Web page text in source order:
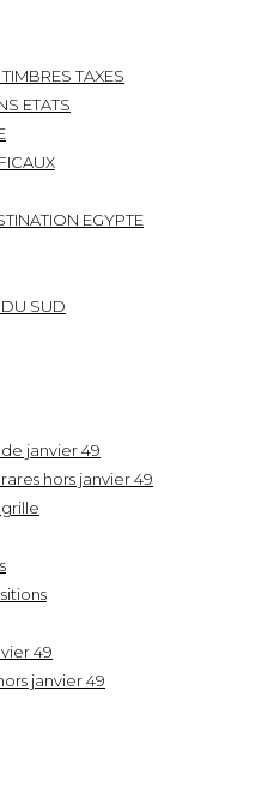
TAXES
ETATS
EGYPTE
DU SUD
janvier 49
hors janvier 49
49
janvier 49